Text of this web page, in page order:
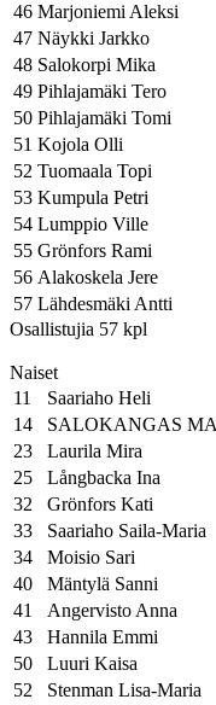
46 Marjoniemi Aleksi
47 Näykki Jarkko
48 Salokorpi Mika
49 Pihlajamäki Tero
50 Pihlajamäki Tomi
51 Kojola Olli
52 Tuomaala Topi
53 Kumpula Petri
54 Lumppio Ville
55 Grönfors Rami
56 Alakoskela Jere
57 Lähdesmäki Antti
Osallistujia 57 kpl
Naiset
11
Saariaho Heli
14
SALOKANGAS
23
Laurila Mira
25
Långbacka Ina
32
Grönfors Kati
33
Saariaho Saila-Maria
34
Moisio Sari
40
Mäntylä Sanni
41
Angervisto Anna
43
Hannila Emmi
50
Luuri Kaisa
52
Stenman Lisa-Maria